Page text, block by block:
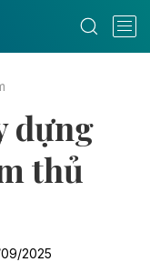
dựng
thủ
09/2025